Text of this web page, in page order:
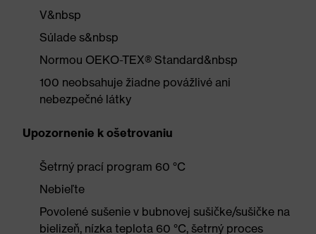
V&nbsp
Súlade s&nbsp
Normou OEKO-TEX® Standard&nbsp
100 neobsahuje žiadne povážlivé ani
nebezpečné látky
Upozornenie k ošetrovaniu
Šetrný prací program 60 °C
Nebieľte
Povolené sušenie v bubnovej sušičke/sušičke na
bielizeň, nízka teplota 60 °C, šetrný proces